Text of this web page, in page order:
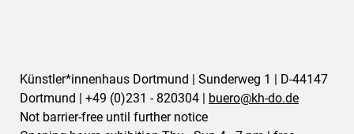
Künstler*innenhaus Dortmund | Sunderweg 1 | D-44147
Dortmund | +49 (0)231 - 820304 | buero@kh-do.de
Not barrier-free until further notice